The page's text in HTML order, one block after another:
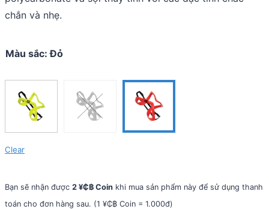
chắn và nhẹ.
Màu sắc: Đỏ
Clear
Bạn sẽ nhận được 2 ¥₵฿ Coin khi mua sản phẩm này để sử dụng thanh
toán cho đơn hàng sau. (1 ¥₵฿ Coin = 1.000đ)